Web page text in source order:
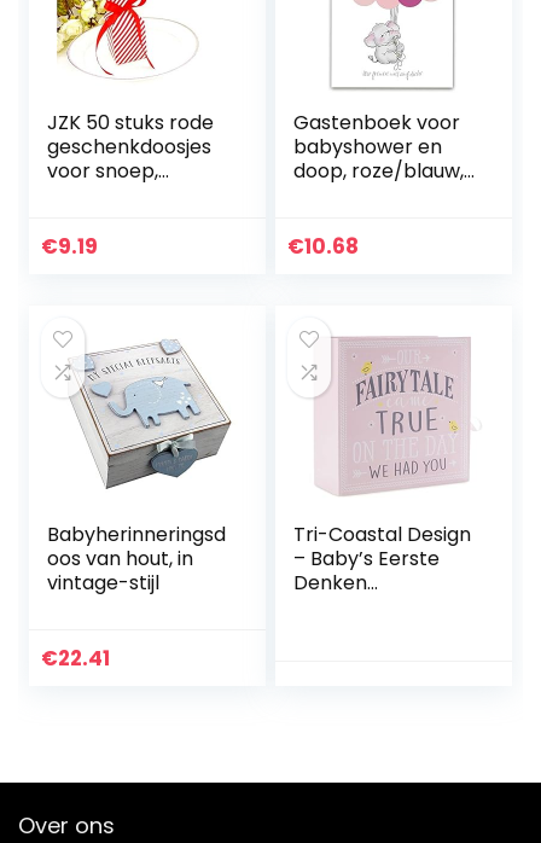
JZK 50 stuks rode
geschenkdoosjes
voor snoep,
voor
feesten, doop
€9.19
Gastenboek voor
babyshower en
doop, roze/blauw,
om in te vullen,
verjaardag en
babyshower
(roze)
€10.68
Babyherinneringsd
oos van hout, in
vintage-stijl
€22.41
Tri-Coastal Design
– Baby’s Eerste
Denken
Over ons